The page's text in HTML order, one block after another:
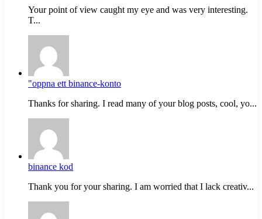
Your point of view caught my eye and was very interesting.
T...
"oppna ett binance-konto
Thanks for sharing. I read many of your blog posts, cool, yo...
binance kod
Thank you for your sharing. I am worried that I lack creativ...